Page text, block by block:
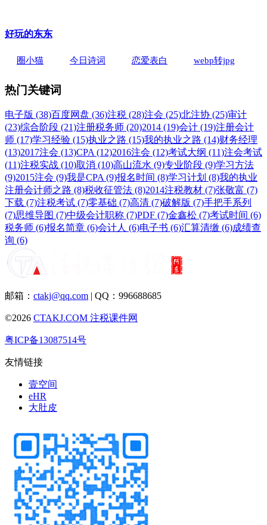
好玩的东东
圈小猫 今日诗词 恋爱表白 webp转jpg
热门关键词
电子版 (38)百度网盘 (36)注税 (28)注会 (25)北注协 (25)审计
(23)综合阶段 (21)注册税务师 (20)2014 (19)会计 (19)注册会计
师 (17)学习经验 (15)执业之路 (15)我的执业之路 (14)财务经理
(13)2017注会 (13)CPA (12)2016注会 (12)考试大纲 (11)注会考试
(11)注税实战 (10)取消 (10)高山流水 (9)专业阶段 (9)学习方法
(9)2015注会 (9)我是CPA (9)报名时间 (8)学习计划 (8)我的执业
注册会计师之路 (8)税收征管法 (8)2014注税教材 (7)张敬富 (7)
下载 (7)注税考试 (7)零基础 (7)高清 (7)破解版 (7)手把手系列
(7)思维导图 (7)中级会计职称 (7)PDF (7)金鑫松 (7)考试时间 (6)
税务师 (6)报名简章 (6)会计人 (6)电子书 (6)汇算清缴 (6)成绩查
询 (6)
邮箱： ctakj@qq.com | QQ：996688685
©2026 CTAKJ.COM 注税课件网
粤ICP备13087514号
友情链接
壹空间
eHR
大肚皮